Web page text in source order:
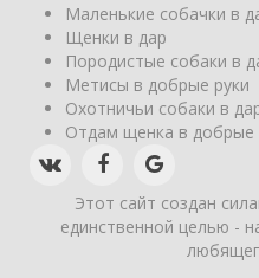
Маленькие собачки в
Щенки в дар
Породистые собаки в
Метисы в добрые руки
Охотничьи собаки в
Отдам щенка в добрые
Этот сайт создан
единственной целью -